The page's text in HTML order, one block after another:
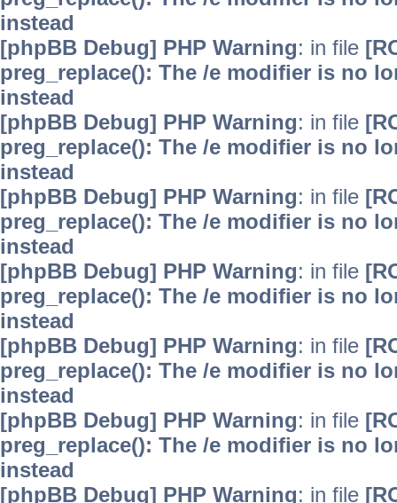
instead
[phpBB Debug] PHP Warning: in file
preg_replace(): The /e modifier is no
instead
[phpBB Debug] PHP Warning: in file
preg_replace(): The /e modifier is no
instead
[phpBB Debug] PHP Warning: in file
preg_replace(): The /e modifier is no
instead
[phpBB Debug] PHP Warning: in file
preg_replace(): The /e modifier is no
instead
[phpBB Debug] PHP Warning: in file
preg_replace(): The /e modifier is no
instead
[phpBB Debug] PHP Warning: in file
preg_replace(): The /e modifier is no
instead
[phpBB Debug] PHP Warning: in file